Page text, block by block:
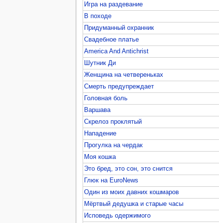
Игра на раздевание
В походе
Придуманный охранник
Свадебное платье
America And Antichrist
Шутник Ди
Женщина на четвереньках
Смерть предупреждает
Головная боль
Варшава
Скрелоз проклятый
Нападение
Прогулка на чердак
Моя кошка
Это бред, это сон, это снится
Глюк на EuroNews
Один из моих давних кошмаров
Мёртвый дедушка и старые часы
Исповедь одержимого